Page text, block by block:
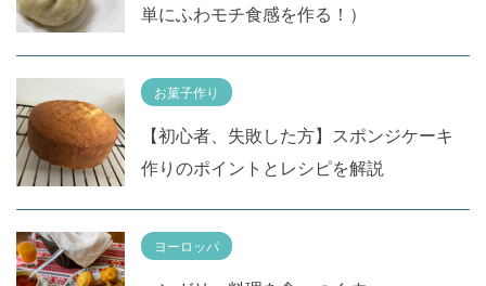
単にふわモチ食感を作る！）
お菓子作り
【初心者、失敗した方】スポンジケーキ
作りのポイントとレシピを解説
ヨーロッパ